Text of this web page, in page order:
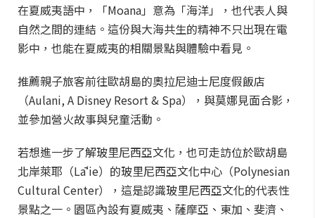
在夏威夷語中，「Moana」意為「海洋」，也代表人與
自然之間的連結。這份與大海共生的精神不只出現在電
影中，也能在夏威夷的相關景點與體驗中看見。
推薦親子旅客前往歐胡島的奧拉尼迪士尼度假飯店
（Aulani, A Disney Resort & Spa），與莫娜見面合影，
並參加營火故事與兒童活動。
若想進一步了解玻里尼西亞文化，也可走訪位於歐胡島
北岸萊耶（Lāʻie）的玻里尼西亞文化中心（Polynesian
Cultural Center），這是認識玻里尼西亞文化的代表性
景點之一。園區內設有夏威夷、薩摩亞、東加、斐濟、